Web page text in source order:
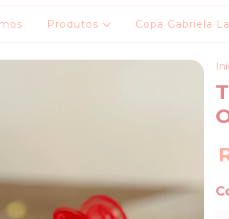
Produtos Copa Gabriela